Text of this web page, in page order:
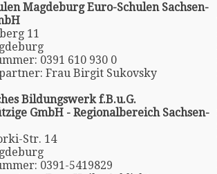
Magdeburg Euro-Schulen Sachsen-
11
0391 610 930 0
Frau Birgit Sukovsky
Bildungswerk f.B.u.G.
GmbH - Regionalbereich Sachsen-
Str. 14
0391-5419829